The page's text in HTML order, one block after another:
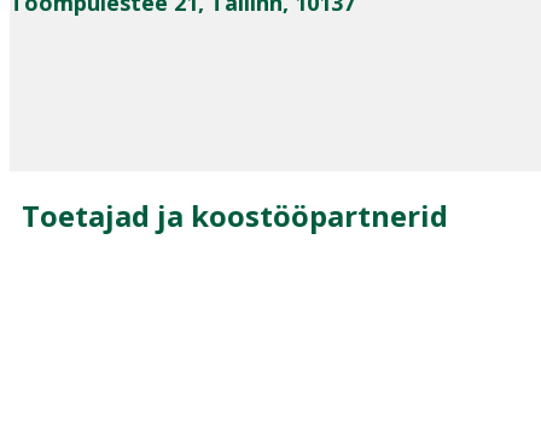
Toetajad ja koostööpartnerid